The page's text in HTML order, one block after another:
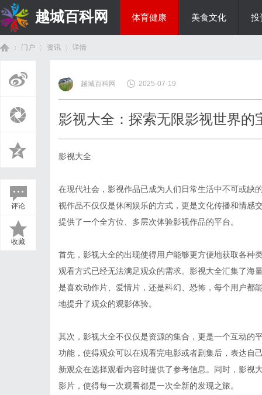
越城百科网 体育健康 美食文化 投
门户 资讯
›
详情
评论
收藏
越城百科网 2025-07-19
影视大全：探索无限影视世界的
影视大全
在现代社会，影视作品已成为人们日常生活中不可或缺
视作品不仅仅是休闲娱乐的方式，更是文化传播和情感
提供了一个全方位、多层次体验影视作品的平台。
首先，影视大全的出现使得用户能够更方便地获取各种
观看方式已经无法满足观众的需求。影视大全汇集了海
是喜欢动作片、爱情片，还是科幻、恐怖，每个用户都
地提升了观众的观影体验。
其次，影视大全不仅仅是资源的集合，更是一个互动的
功能，使得观众可以在观看完电影或者剧集后，表达自
新观众在选择观看内容时提供了参考信息。同时，影视
影片，使得每一次观看都是一次全新的发现之旅。